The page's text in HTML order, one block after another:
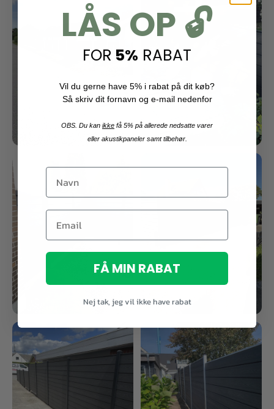
LÅS OP 🔓
FOR 5% RABAT
Vil du gerne have 5% i rabat på dit køb?
Så skriv dit fornavn og e-mail nedenfor
OBS. Du kan ikke få 5% på allerede nedsatte varer
eller akustikpaneler samt tilbehør.
FÅ MIN RABAT
Nej tak, jeg vil ikke have rabat